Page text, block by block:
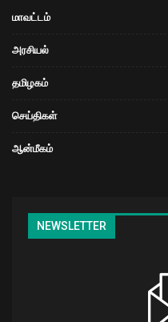
மாவட்டம்
அரசியல்
தமிழகம்
செய்திகள்
ஆன்மீகம்
NEWSLETTER